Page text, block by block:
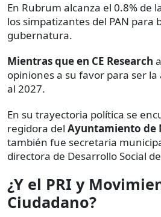
En Rubrum alcanza el 0.8% de
los simpatizantes del PAN para
gubernatura.
Mientras que en CE Research
opiniones a su favor para ser
al 2027.
En su trayectoria política se
regidora del Ayuntamiento de
también fue secretaria
directora de Desarrollo Social
¿Y el PRI y
Ciudadano?